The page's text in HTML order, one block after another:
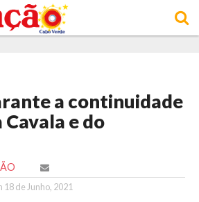
a continuidade
Cavala e do
18 de Junho, 2021